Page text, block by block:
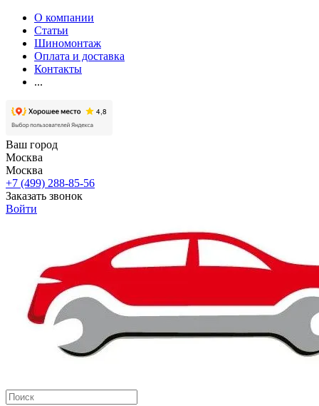
О компании
Статьи
Шиномонтаж
Оплата и доставка
Контакты
...
Ваш город
Москва
Москва
+7 (499) 288-85-56
Заказать звонок
Войти